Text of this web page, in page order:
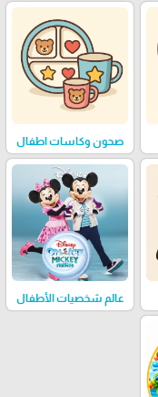
صحون وكاسات اطفال
عالم شخصيات الأطفال